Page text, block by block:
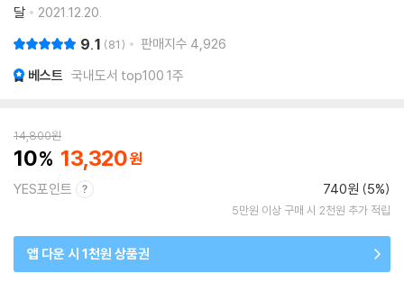
달
2021.12.20.
9.1 81 판매지수 4,926
베스트 국내도서 top100 1주
14,800원
10 13,320
YES포인트 740원 (5%)
5만원 이상 구매 시 2천원 추가 적립
앱 다운 시 1천원 상품권